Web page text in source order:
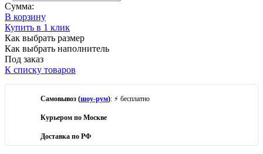
Сумма:
В корзину
Купить в 1 клик
Как выбрать размер
Как выбрать наполнитель
Под заказ
К списку товаров
Самовывоз (шоу-рум): ⚡ бесплатно
Курьером по Москве
Доставка по РФ